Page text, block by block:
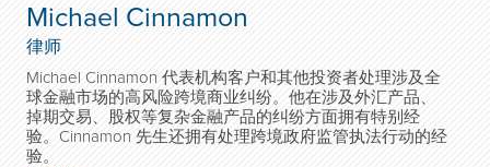
Michael Cinnamon
律师
Michael Cinnamon 代表机构客户和其他投资者处理涉及全
球金融市场的高风险跨境商业纠纷。他在涉及外汇产品、
掉期交易、股权等复杂金融产品的纠纷方面拥有特别经
验。Cinnamon 先生还拥有处理跨境政府监管执法行动的经
验。